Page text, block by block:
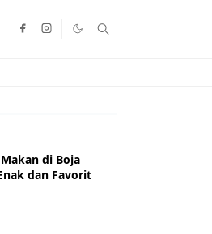
di Boja
dan Favorit